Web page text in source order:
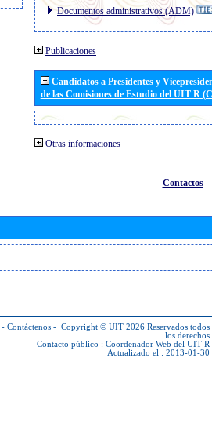
Documentos administrativos (ADM)
Publicaciones
Candidatos a Presidentes y
de las Comisiones de Estudio del UIT R
Otras informaciones
Contactos
- Contáctenos - Copyright © UIT 2026 Reservados todos
los derechos
Contacto público : Coordenador Web del UIT-R
Actualizado el : 2013-01-30